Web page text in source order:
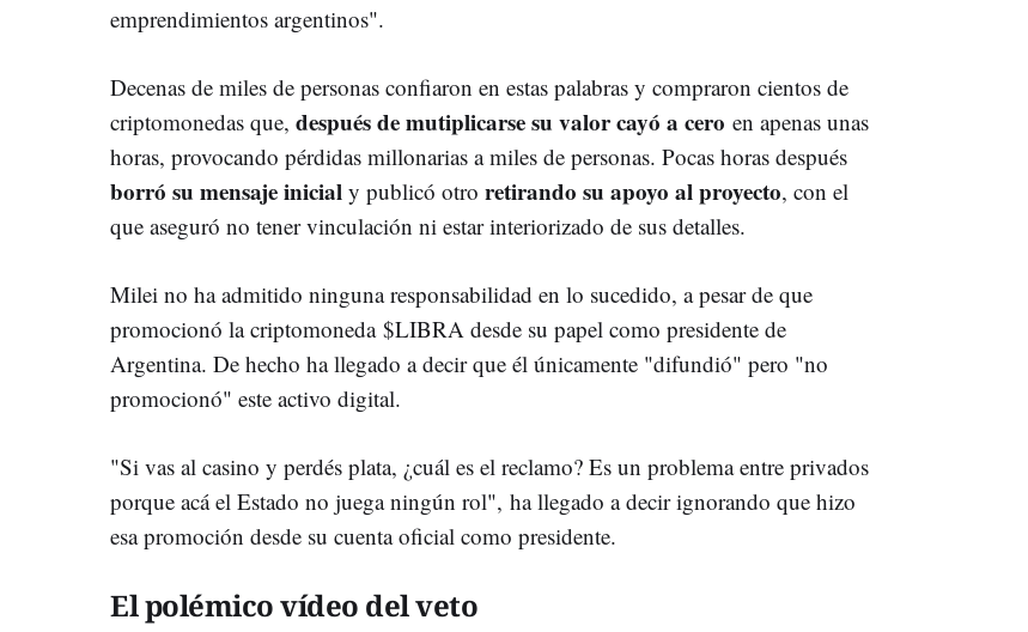
emprendimientos argentinos".
Decenas de miles de personas confiaron en estas palabras y compraron cientos de
criptomonedas que, después de mutiplicarse su valor cayó a cero en apenas unas
horas, provocando pérdidas millonarias a miles de personas. Pocas horas después
borró su mensaje inicial y publicó otro retirando su apoyo al proyecto, con el
que aseguró no tener vinculación ni estar interiorizado de sus detalles.
Milei no ha admitido ninguna responsabilidad en lo sucedido, a pesar de que
promocionó la criptomoneda $LIBRA desde su papel como presidente de
Argentina. De hecho ha llegado a decir que él únicamente "difundió" pero "no
promocionó" este activo digital.
"Si vas al casino y perdés plata, ¿cuál es el reclamo? Es un problema entre privados
porque acá el Estado no juega ningún rol", ha llegado a decir ignorando que hizo
esa promoción desde su cuenta oficial como presidente.
El polémico vídeo del veto